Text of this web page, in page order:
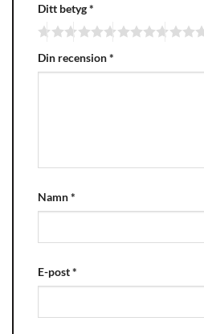
Ditt betyg*
Din recension*
Namn*
E-post*